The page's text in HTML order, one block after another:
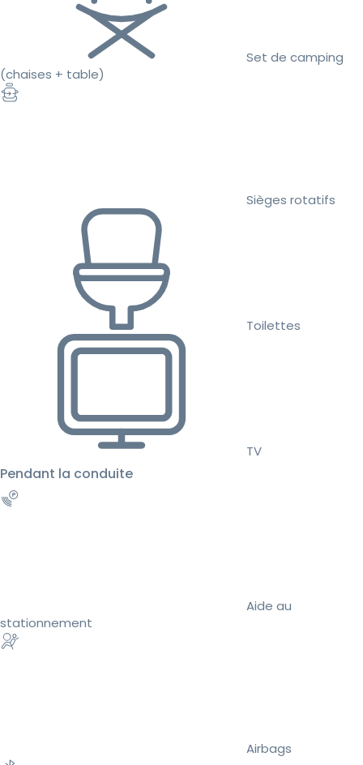
Set de camping
(chaises + table)
Sièges rotatifs
Toilettes
TV
Pendant la conduite
Aide au
stationnement
Airbags